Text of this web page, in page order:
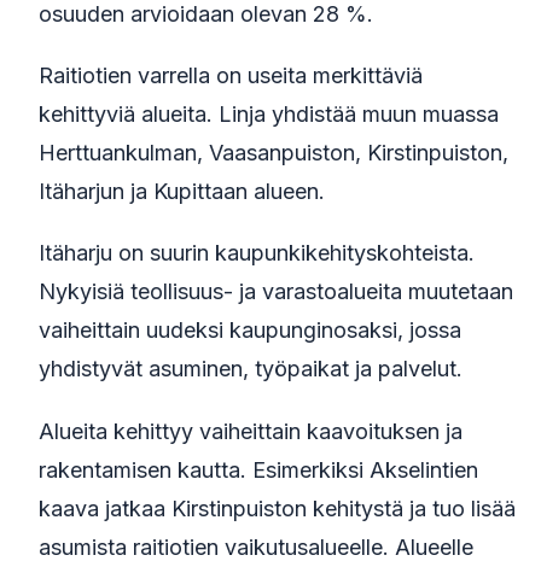
osuuden arvioidaan olevan 28 %.
Raitiotien varrella on useita merkittäviä
kehittyviä alueita. Linja yhdistää muun muassa
Herttuankulman, Vaasanpuiston, Kirstinpuiston,
Itäharjun ja Kupittaan alueen.
Itäharju on suurin kaupunkikehityskohteista.
Nykyisiä teollisuus- ja varastoalueita muutetaan
vaiheittain uudeksi kaupunginosaksi, jossa
yhdistyvät asuminen, työpaikat ja palvelut.
Alueita kehittyy vaiheittain kaavoituksen ja
rakentamisen kautta. Esimerkiksi Akselintien
kaava jatkaa Kirstinpuiston kehitystä ja tuo lisää
asumista raitiotien vaikutusalueelle. Alueelle